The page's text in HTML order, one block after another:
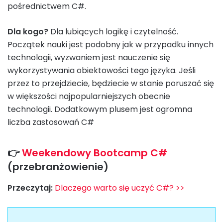
pośrednictwem C#.
Dla kogo? Dla lubiących logikę i czytelność.
Początek nauki jest podobny jak w przypadku innych
technologii, wyzwaniem jest nauczenie się
wykorzystywania obiektowości tego języka. Jeśli
przez to przejdziecie, będziecie w stanie poruszać się
w większości najpopularniejszych obecnie
technologii. Dodatkowym plusem jest ogromna
liczba zastosowań C#
👉Weekendowy Bootcamp C#
(przebranżowienie)
Przeczytaj: Dlaczego warto się uczyć C#? >>